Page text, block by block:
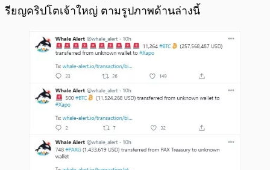
รียญคริปโตเจ้าใหญ่ ตามรูปภาพด้านล่างนี้